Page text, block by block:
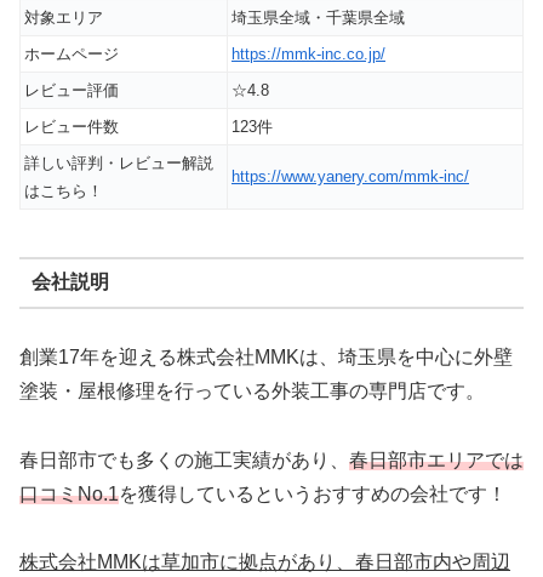
対象エリア
埼玉県全域・千葉県全域
ホームページ
https://mmk-inc.co.jp/
レビュー評価
☆4.8
レビュー件数
123件
詳しい評判・レビュー解説
はこちら！
https://www.yanery.com/mmk-inc/
会社説明
創業17年を迎える株式会社MMKは、埼玉県を中心に外壁
塗装・屋根修理を行っている外装工事の専門店です。
春日部市でも多くの施工実績があり、 春日部市エリアでは
口コミNo.1を獲得しているというおすすめの会社です！
株式会社MMKは草加市に拠点があり、春日部市内や周辺